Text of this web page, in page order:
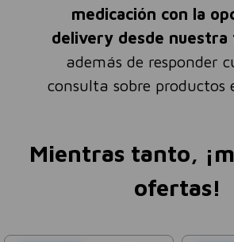
medicación con la
delivery desde nuestra
además de responder
consulta sobre productos
Mientras tanto,
ofertas!